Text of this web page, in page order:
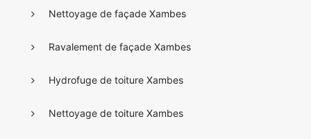
Nettoyage de façade Xambes
Ravalement de façade Xambes
Hydrofuge de toiture Xambes
Nettoyage de toiture Xambes